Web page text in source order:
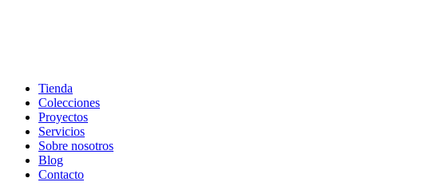
Tienda
Colecciones
Proyectos
Servicios
Sobre nosotros
Blog
Contacto